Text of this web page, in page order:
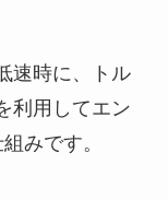
速時に、トル
利用してエン
みです。